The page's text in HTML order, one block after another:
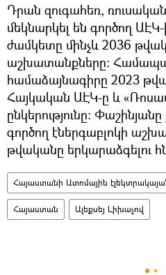
Դրան զուգահեռ,
մեկնարկել են գործող
ժամկետը մինչև 2036
աշխատանքները։
համաձայնագիրը 2023
Հայկական ԱԷԿ-ը և
ընկերությունը։
գործող էներգաբլոկի
թվականը երկարաձգելու
Հայաստանի Ատոմային
Հայաստան Ալեքսեյ Լիխաչով